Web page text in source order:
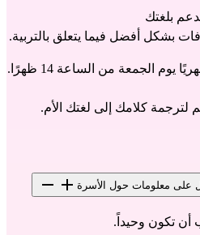
بلغتك
بشكل أفضل فيما يتعلق بالتربية.
كلامك إلى لغتك الأم.
على معلومات حول الأسرة
أن تكون وحيداً.